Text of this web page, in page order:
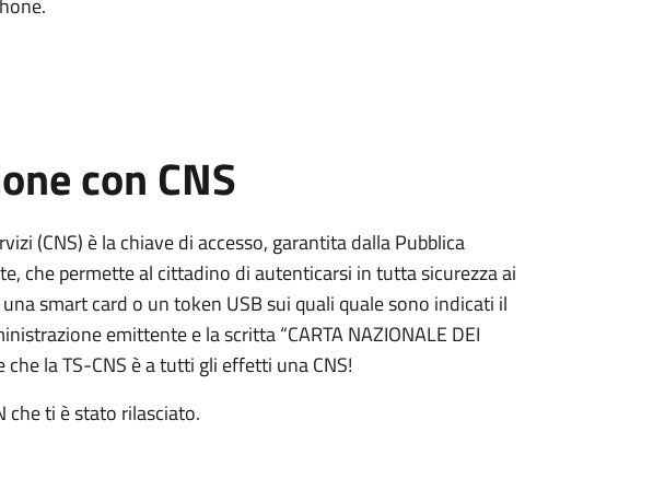
con CNS
(CNS) è la chiave di accesso, garantita dalla Pubblica
che permette al cittadino di autenticarsi in tutta sicurezza ai
smart card o un token USB sui quali quale sono indicati il
emittente e la scritta “CARTA NAZIONALE DEI
che la TS-CNS è a tutti gli effetti una CNS!
che ti è stato rilasciato.